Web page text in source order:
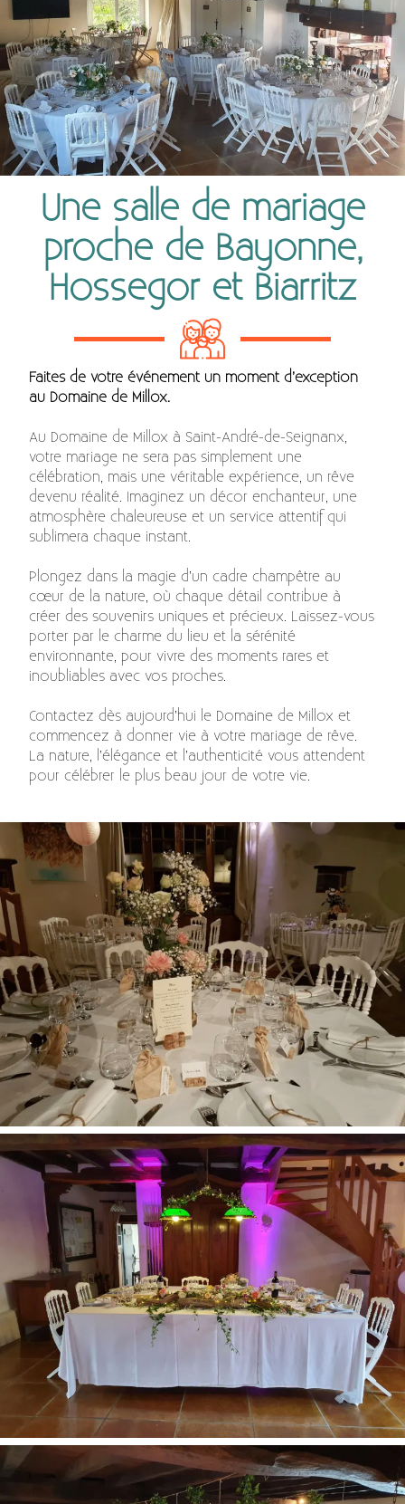
Une salle de mariage
proche de Bayonne,
Hossegor et Biarritz
Faites de votre événement un moment d’exception
au Domaine de Millox.
Au Domaine de Millox à Saint-André-de-Seignanx,
votre mariage ne sera pas simplement une
célébration, mais une véritable expérience, un rêve
devenu réalité. Imaginez un décor enchanteur, une
atmosphère chaleureuse et un service attentif qui
sublimera chaque instant.
Plongez dans la magie d’un cadre champêtre au
cœur de la nature, où chaque détail contribue à
créer des souvenirs uniques et précieux. Laissez-vous
porter par le charme du lieu et la sérénité
environnante, pour vivre des moments rares et
inoubliables avec vos proches.
Contactez dès aujourd’hui le Domaine de Millox et
commencez à donner vie à votre mariage de rêve.
La nature, l’élégance et l’authenticité vous attendent
pour célébrer le plus beau jour de votre vie.